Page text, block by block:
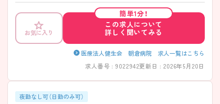
※病院はペーパーカルテになりますが、訪問看護ステーションは電子カ
ルテでございます。
お気に入り
簡単1分！
この求人について
詳しく聞いてみる
医療法人健生会 朝倉病院 求人一覧はこちら
求人番号 : 9022942更新日 : 2026年5月20日
夜勤なし可（日勤のみ可）